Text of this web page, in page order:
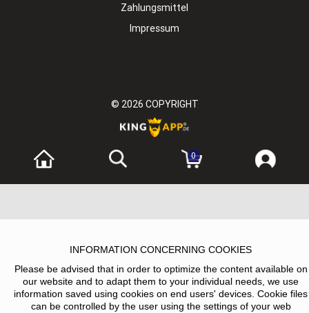
Zahlungsmittel
Impressum
© 2026 COPYRIGHT
0
INFORMATION CONCERNING COOKIES
Please be advised that in order to optimize the content available on
our website and to adapt them to your individual needs, we use
information saved using cookies on end users' devices. Cookie files
can be controlled by the user using the settings of your web